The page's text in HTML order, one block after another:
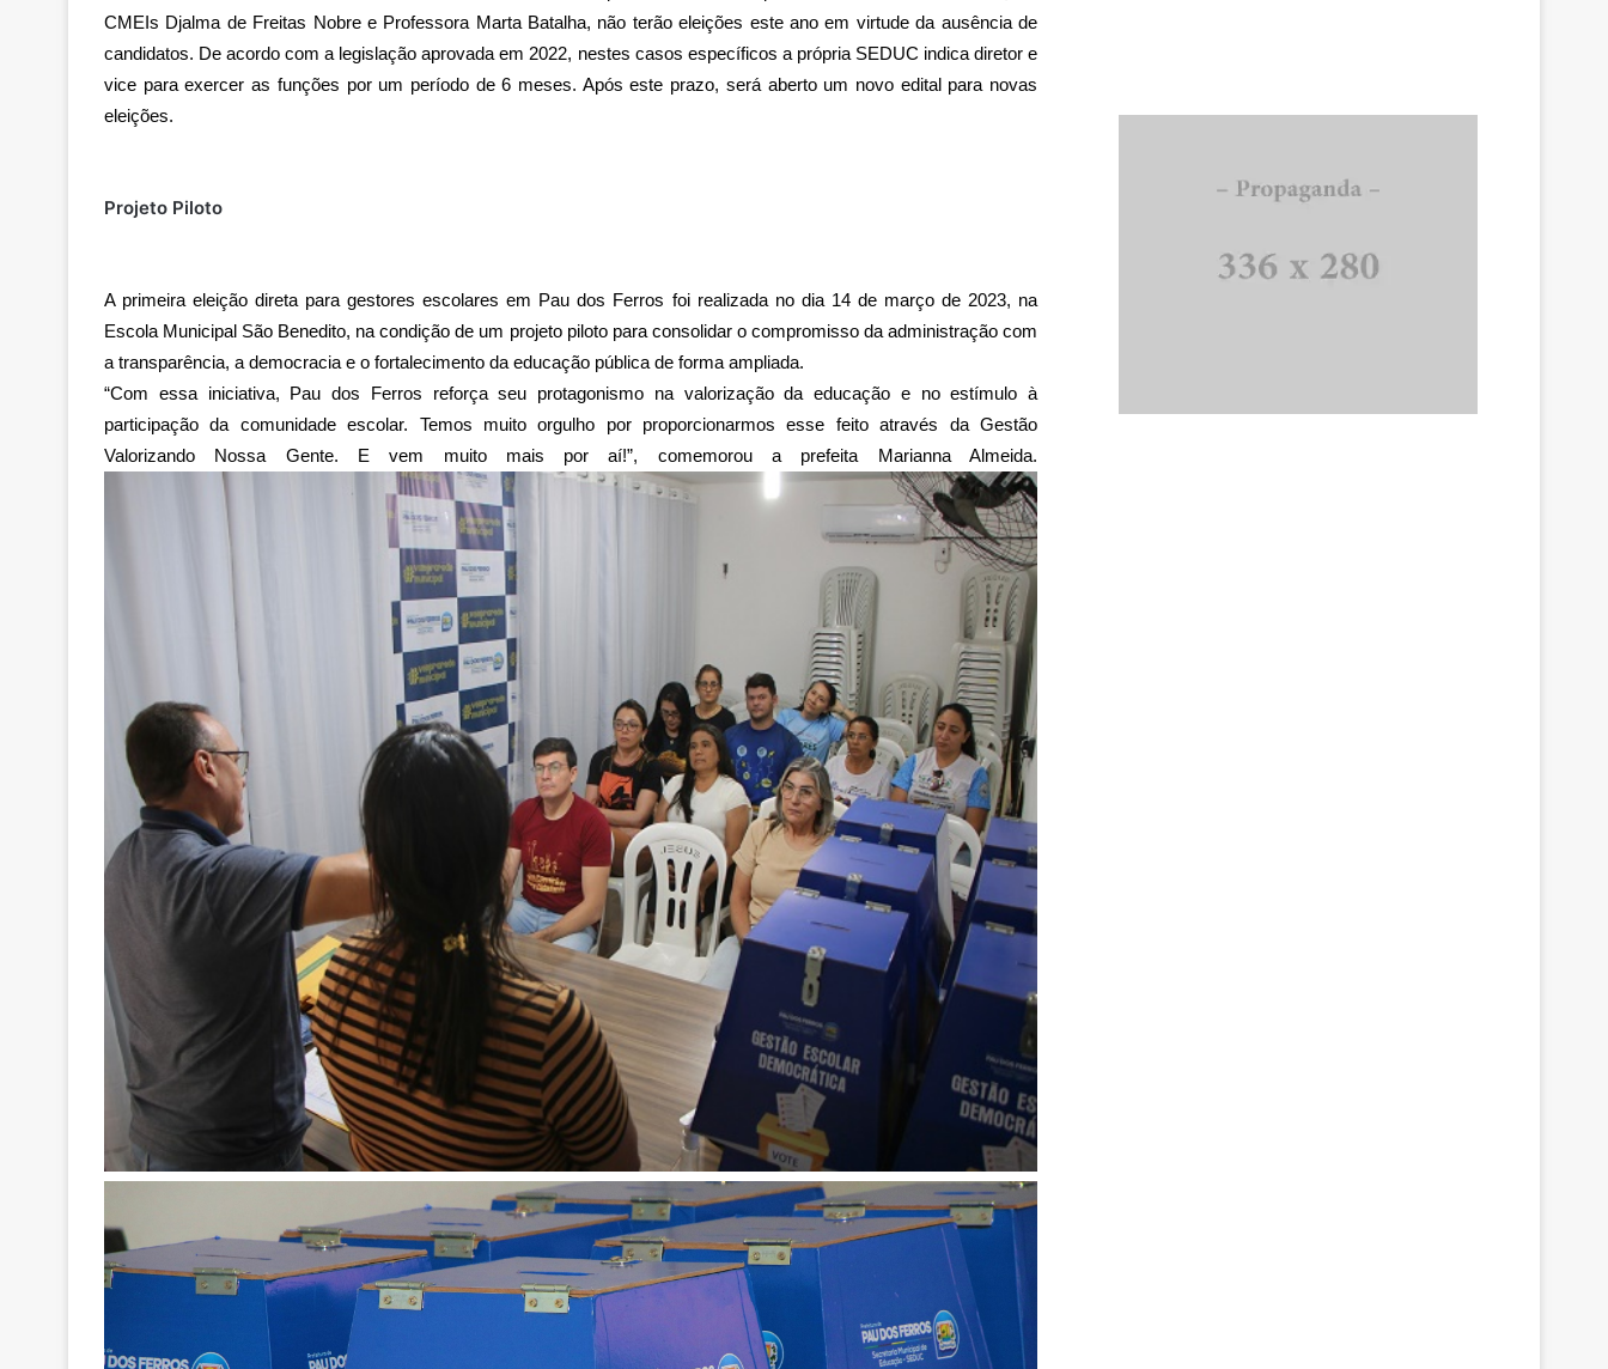
CMEIs Djalma de Freitas Nobre e Professora Marta Batalha, não terão eleições este ano em virtude da ausência de
candidatos. De acordo com a legislação aprovada em 2022, nestes casos específicos a própria SEDUC indica diretor e
vice para exercer as funções por um período de 6 meses. Após este prazo, será aberto um novo edital para novas
eleições.
Projeto Piloto
A primeira eleição direta para gestores escolares em Pau dos Ferros foi realizada no dia 14 de março de 2023, na
Escola Municipal São Benedito, na condição de um projeto piloto para consolidar o compromisso da administração com
a transparência, a democracia e o fortalecimento da educação pública de forma ampliada.
“Com essa iniciativa, Pau dos Ferros reforça seu protagonismo na valorização da educação e no estímulo à
participação da comunidade escolar. Temos muito orgulho por proporcionarmos esse feito através da Gestão
Valorizando Nossa Gente. E vem muito mais por aí!”, comemorou a prefeita Marianna Almeida.